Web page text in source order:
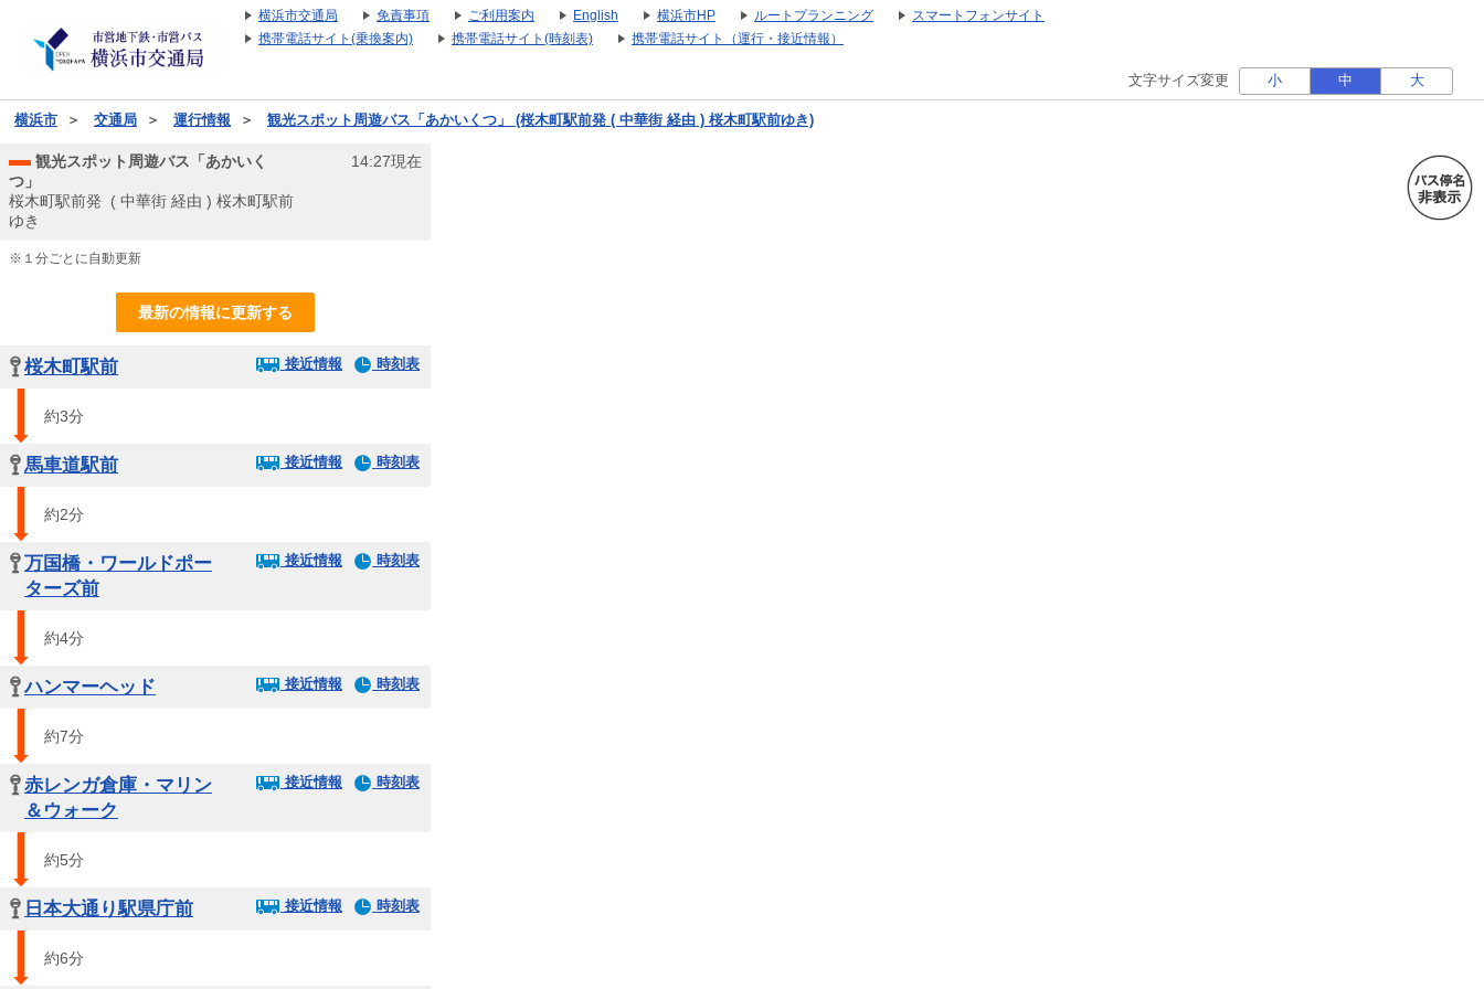
横浜市交通局 免責事項 ご利用案内 English 横浜市HP ルートプランニング
スマートフォンサイト
携帯電話サイト(乗換案内)
携帯電話サイト(時刻表) 携帯電話サイト（運行・接近情報）
文字サイズ変更 小 中 大
横浜市 ＞ 交通局 ＞ 運行情報 ＞ 観光スポット周遊バス「あかいくつ」 (桜木町駅前発 ( 中華街 経由 ) 桜木町駅前ゆき)
観光スポット周遊バス「あかいく
つ」
桜木町駅前発 ( 中華街 経由 ) 桜木町駅前
ゆき
14:27現在
※１分ごとに自動更新
最新の情報に更新する
桜木町駅前 接近情報 時刻表
約3分
馬車道駅前 接近情報 時刻表
約2分
万国橋・ワールドポー
ターズ前
接近情報 時刻表
約4分
ハンマーヘッド 接近情報 時刻表
約7分
赤レンガ倉庫・マリン
＆ウォーク
接近情報 時刻表
約5分
日本大通り駅県庁前 接近情報 時刻表
約6分